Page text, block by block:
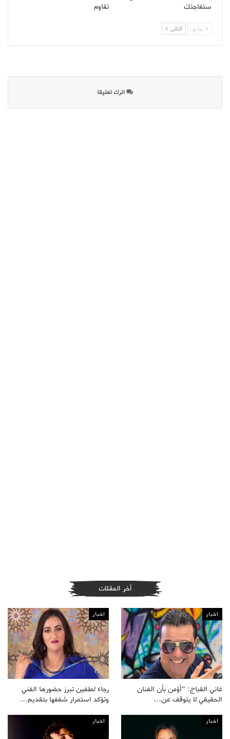
ستفاجئك
تقاوم
سابق التالى
اترك تعليقا
أخر المقلات
اخبار
غاني القباج: “أؤمن بأن الفنان
الحقيقي لا يتوقف عن…
اخبار
رجاء لطفين تبرز حضورها الفني
وتؤكد استمرار شغفها بتقديم…
اخبار اخبار